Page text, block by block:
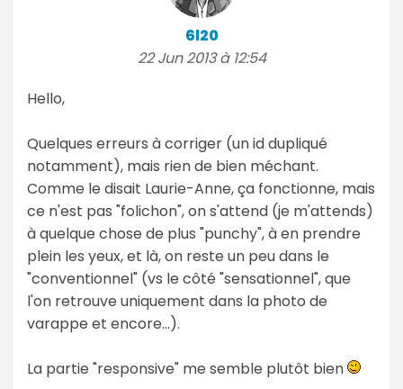
6l20
22 Jun 2013 à 12:54
Hello,
Quelques erreurs à corriger (un id dupliqué
notamment), mais rien de bien méchant.
Comme le disait Laurie-Anne, ça fonctionne, mais
ce n'est pas "folichon", on s'attend (je m'attends)
à quelque chose de plus "punchy", à en prendre
plein les yeux, et là, on reste un peu dans le
"conventionnel" (vs le côté "sensationnel", que
l'on retrouve uniquement dans la photo de
varappe et encore...).
La partie "responsive" me semble plutôt bien